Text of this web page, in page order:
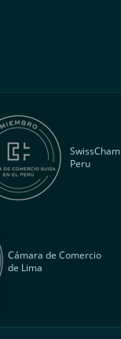
SwissCham
Peru
Cámara de Comercio
de Lima